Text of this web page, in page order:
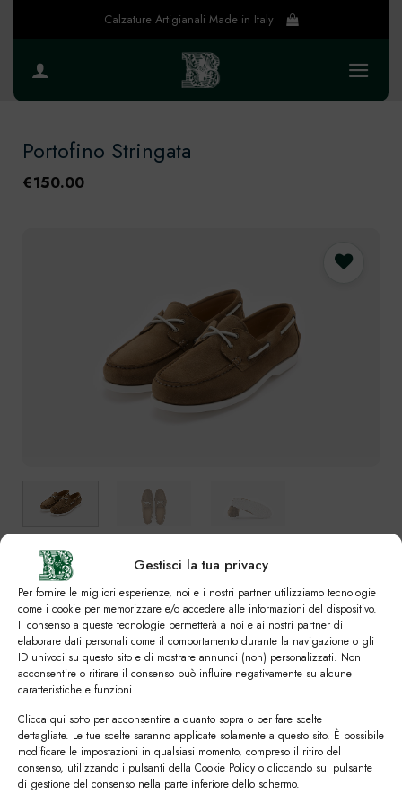
Gestisci la tua privacy
Per fornire le migliori esperienze, noi e i nostri partner utilizziamo tecnologie
come i cookie per memorizzare e/o accedere alle informazioni del dispositivo.
Il consenso a queste tecnologie permetterà a noi e ai nostri partner di
elaborare dati personali come il comportamento durante la navigazione o gli
ID univoci su questo sito e di mostrare annunci (non) personalizzati. Non
acconsentire o ritirare il consenso può influire negativamente su alcune
caratteristiche e funzioni.
Clicca qui sotto per acconsentire a quanto sopra o per fare scelte
dettagliate. Le tue scelte saranno applicate solamente a questo sito. È possibile
modificare le impostazioni in qualsiasi momento, compreso il ritiro del
consenso, utilizzando i pulsanti della Cookie Policy o cliccando sul pulsante
di gestione del consenso nella parte inferiore dello schermo.
Calzature Artigianali Made in Italy
Portofino Stringata
€150.00
Colori
Numero
39 41,5 42
42,5 43 43,5 44 44,5 45 45,5